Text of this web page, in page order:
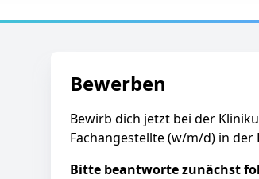
Bewerben
Bewirb dich jetzt bei der
Fachangestellte (w/m/d) in
Bitte beantworte zunächst